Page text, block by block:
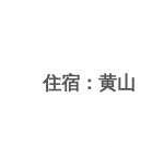
宿：黄山